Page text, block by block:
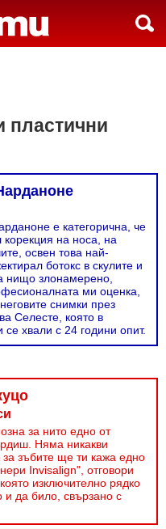
пластични
е категорична, че
на носа, на
освен това най-
ботокс в скулите и
нищо злонамерено,
ми оценка,
снимки през
Селесте, която в
хвали с 24 години опит.
за нито едно от
Няма никакви
за зъбите ще ти кажа едно
Invisalign", отговори
изключително рядко
и да било, свързано с